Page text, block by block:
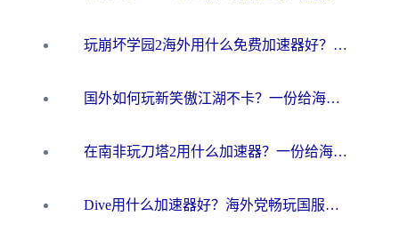
玩崩坏学园2海外用什么免费加速器好？2026海外党亲测国服游戏加速指南
国外如何玩新笑傲江湖不卡？一份给海外游子的终极网络指南
在南非玩刀塔2用什么加速器？一份给海外游子的终极生存指南
Dive用什么加速器好？海外党畅玩国服游戏的终极避坑指南